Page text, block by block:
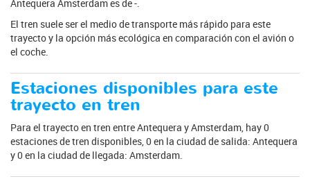
Antequera Amsterdam es de -.
El tren suele ser el medio de transporte más rápido para este
trayecto y la opción más ecológica en comparación con el avión o
el coche.
Estaciones disponibles para este
trayecto en tren
Para el trayecto en tren entre Antequera y Amsterdam, hay 0
estaciones de tren disponibles, 0 en la ciudad de salida: Antequera
y 0 en la ciudad de llegada: Amsterdam.